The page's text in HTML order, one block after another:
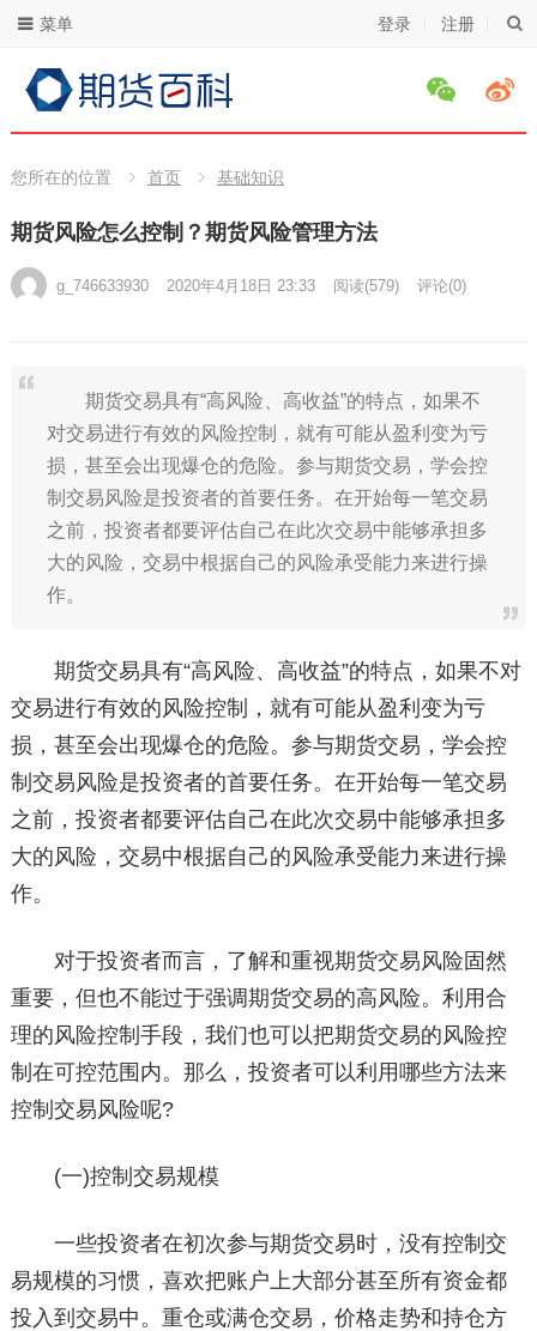
登录 注册
菜单
您所在的位置 首页 基础知识
期货风险怎么控制？期货风险管理方法
g_746633930 2020年4月18日 23:33 阅读(579) 评论(0)
期货交易具有“高风险、高收益”的特点，如果不
对交易进行有效的风险控制，就有可能从盈利变为亏
损，甚至会出现爆仓的危险。参与期货交易，学会控
制交易风险是投资者的首要任务。在开始每一笔交易
之前，投资者都要评估自己在此次交易中能够承担多
大的风险，交易中根据自己的风险承受能力来进行操
作。
期货交易具有“高风险、高收益”的特点，如果不对
交易进行有效的风险控制，就有可能从盈利变为亏
损，甚至会出现爆仓的危险。参与期货交易，学会控
制交易风险是投资者的首要任务。在开始每一笔交易
之前，投资者都要评估自己在此次交易中能够承担多
大的风险，交易中根据自己的风险承受能力来进行操
作。
对于投资者而言，了解和重视期货交易风险固然
重要，但也不能过于强调期货交易的高风险。利用合
理的风险控制手段，我们也可以把期货交易的风险控
制在可控范围内。那么，投资者可以利用哪些方法来
控制交易风险呢?
(一)控制交易规模
一些投资者在初次参与期货交易时，没有控制交
易规模的习惯，喜欢把账户上大部分甚至所有资金都
投入到交易中。重仓或满仓交易，价格走势和持仓方